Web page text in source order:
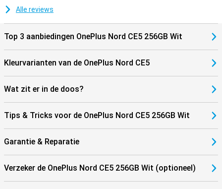
Alle reviews
Top 3 aanbiedingen OnePlus Nord CE5 256GB Wit
Kleurvarianten van de OnePlus Nord CE5
Wat zit er in de doos?
Tips & Tricks voor de OnePlus Nord CE5 256GB Wit
Garantie & Reparatie
Verzeker de OnePlus Nord CE5 256GB Wit (optioneel)